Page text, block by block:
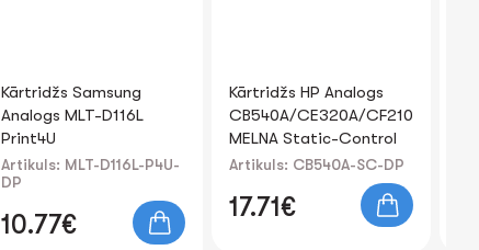
Kārtridžs HP Analogs
CB540A/CE320A/CF210A/CRG716
MELNA Static-Control
Artikuls: CB540A-SC-DP
17.71€
Kārtridžs HP Analogs
CF226X Print4U
Artikuls: CF226X-P4U-DP
12.08€